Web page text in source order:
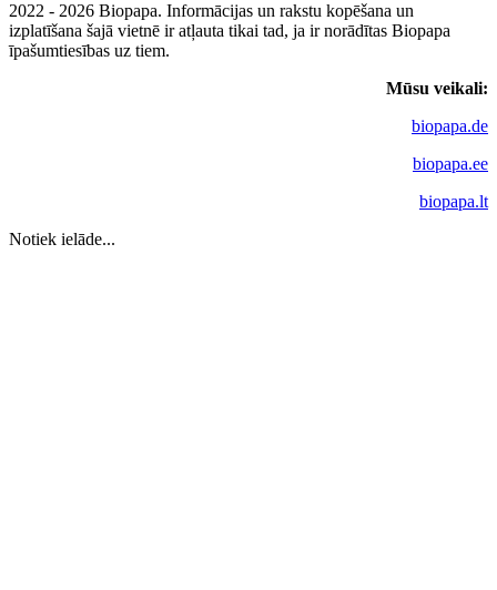
2022 - 2026 Biopapa. Informācijas un rakstu kopēšana un
izplatīšana šajā vietnē ir atļauta tikai tad, ja ir norādītas Biopapa
īpašumtiesības uz tiem.
Mūsu veikali:
biopapa.de
biopapa.ee
biopapa.lt
Notiek ielāde...